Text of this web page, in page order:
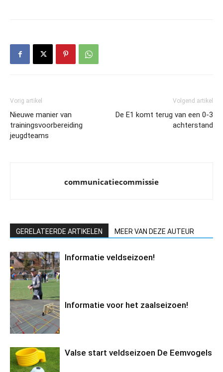
Vorig artikel
Nieuwe manier van
trainingsvoorbereiding
jeugdteams
Volgend artikel
De E1 komt terug van een 0-3
achterstand
communicatiecommissie
GERELATEERDE ARTIKELEN MEER VAN DEZE AUTEUR
Informatie veldseizoen!
Informatie voor het zaalseizoen!
Valse start veldseizoen De Eemvogels